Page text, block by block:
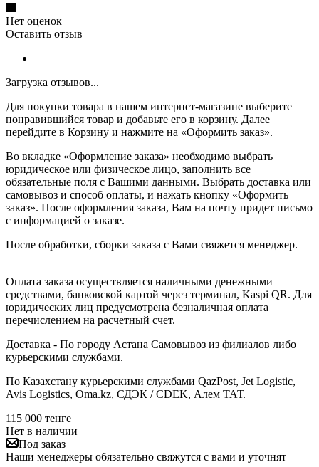
Нет оценок
Оставить отзыв
Загрузка отзывов...
Для покупки товара в нашем интернет-магазине выберите
понравившийся товар и добавьте его в корзину. Далее
перейдите в Корзину и нажмите на «Оформить заказ».
Во вкладке «Оформление заказа» необходимо выбрать
юридическое или физическое лицо, заполнить все
обязательные поля с Вашими данными. Выбрать доставка или
самовывоз и способ оплаты, и нажать кнопку «Оформить
заказ». После оформления заказа, Вам на почту придет письмо
с информацией о заказе.
После обработки, сборки заказа с Вами свяжется менеджер.
Оплата заказа осуществляется наличными денежными
средствами, банковской картой через терминал, Kaspi QR. Для
юридических лиц предусмотрена безналичная оплата
перечислением на расчетный счет.
Доставка - По городу Астана Самовывоз из филиалов либо
курьерскими службами.
По Казахстану курьерскими службами QazPost, Jet Logistic,
Avis Logistics, Oma.kz, СДЭК / CDEK, Алем ТАТ.
115 000 тенге
Нет в наличии
Под заказ
Наши менеджеры обязательно свяжутся с вами и уточнят